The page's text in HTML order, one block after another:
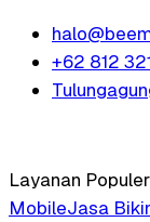
+62 812
Layanan Populer
MobileJasa